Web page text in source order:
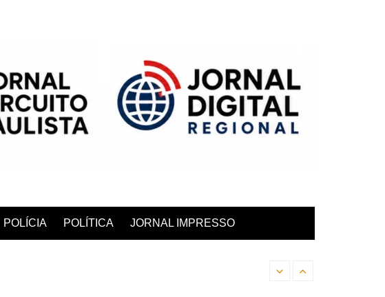
POLÍCIA POLÍTICA JORNAL IMPRESSO
Trio itapirense acelera